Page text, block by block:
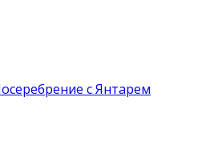
с Янтарем